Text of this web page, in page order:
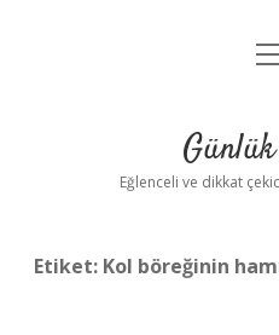
Yasal
Eğlenceli ve dikkat
Etiket: Kol böreğinin